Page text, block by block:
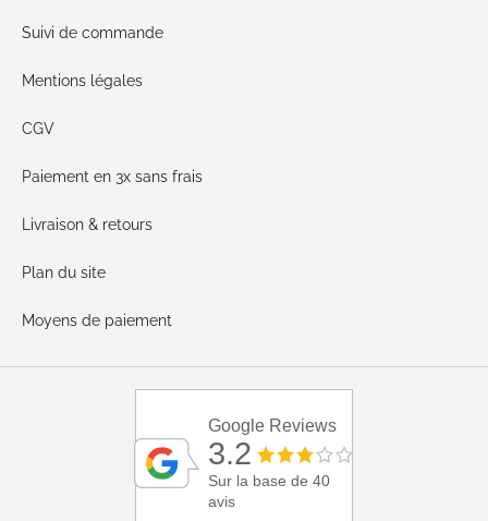
Suivi de commande
Mentions légales
CGV
Paiement en 3x sans frais
Livraison & retours
Plan du site
Moyens de paiement
Google Reviews
3.2
Sur la base de 40
avis